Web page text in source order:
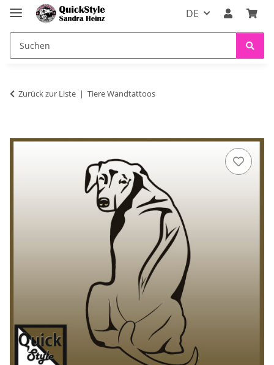
DE
Zurück zur Liste Tiere Wandtattoos